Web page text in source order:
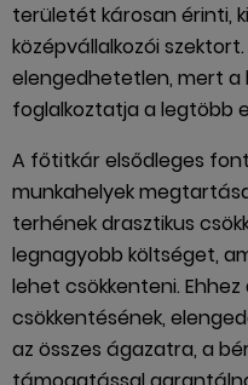
területét károsan érinti,
középvállalkozói
elengedhetetlen, mert a
foglalkoztatja a legtöbb
A főtitkár elsődleges
munkahelyek
terhének drasztikus
legnagyobb költséget,
lehet csökkenteni. Ehhez
csökkentésének,
az összes ágazatra, a